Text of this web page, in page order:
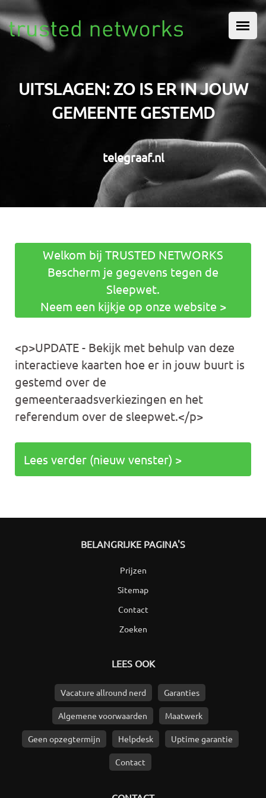
Overslaan en naar de inhoud gaan
UITSLAGEN: ZO IS ER IN JOUW
GEMEENTE GESTEMD
telegraaf.nl
Welkom bij TRUSTED NETWORKS
Bescherm je gegevens tegen de
Sleepwet.
Neem een kijkje op onze website >
<p>UPDATE - Bekijk met behulp van deze
interactieve kaarten hoe er in jouw buurt is
gestemd over de
gemeenteraadsverkiezingen en het
referendum over de sleepwet.</p>
Lees verder (nieuw venster) >
BELANGRIJKE PAGINA'S
Prijzen
Sitemap
Contact
Zoeken
LEES OOK
Vacature allround nerd Garanties
Algemene voorwaarden Maatwerk
Geen opzegtermijn Helpdesk Uptime garantie
Contact